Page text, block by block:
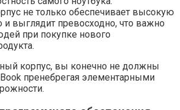
не только обеспечивает высокую
и выглядит превосходно, что важно
при покупке нового
корпус, вы конечно не должны
пренебрегая элементарными